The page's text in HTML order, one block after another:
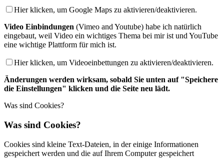
Hier klicken, um Google Maps zu aktivieren/deaktivieren.
Video Einbindungen (Vimeo and Youtube) habe ich natürlich
eingebaut, weil Video ein wichtiges Thema bei mir ist und YouTube
eine wichtige Plattform für mich ist.
Hier klicken, um Videoeinbettungen zu aktivieren/deaktivieren.
Änderungen werden wirksam, sobald Sie unten auf "Speichere
die Einstellungen" klicken und die Seite neu lädt.
Was sind Cookies?
Was sind Cookies?
Cookies sind kleine Text-Dateien, in der einige Informationen
gespeichert werden und die auf Ihrem Computer gespeichert